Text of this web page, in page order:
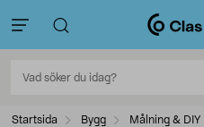
Startsida Bygg Målning & DIY